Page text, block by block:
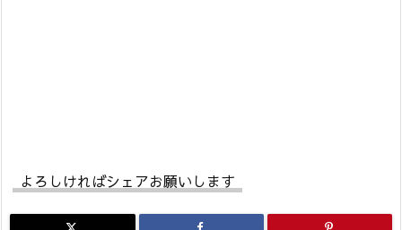
よろしければシェアお願いします